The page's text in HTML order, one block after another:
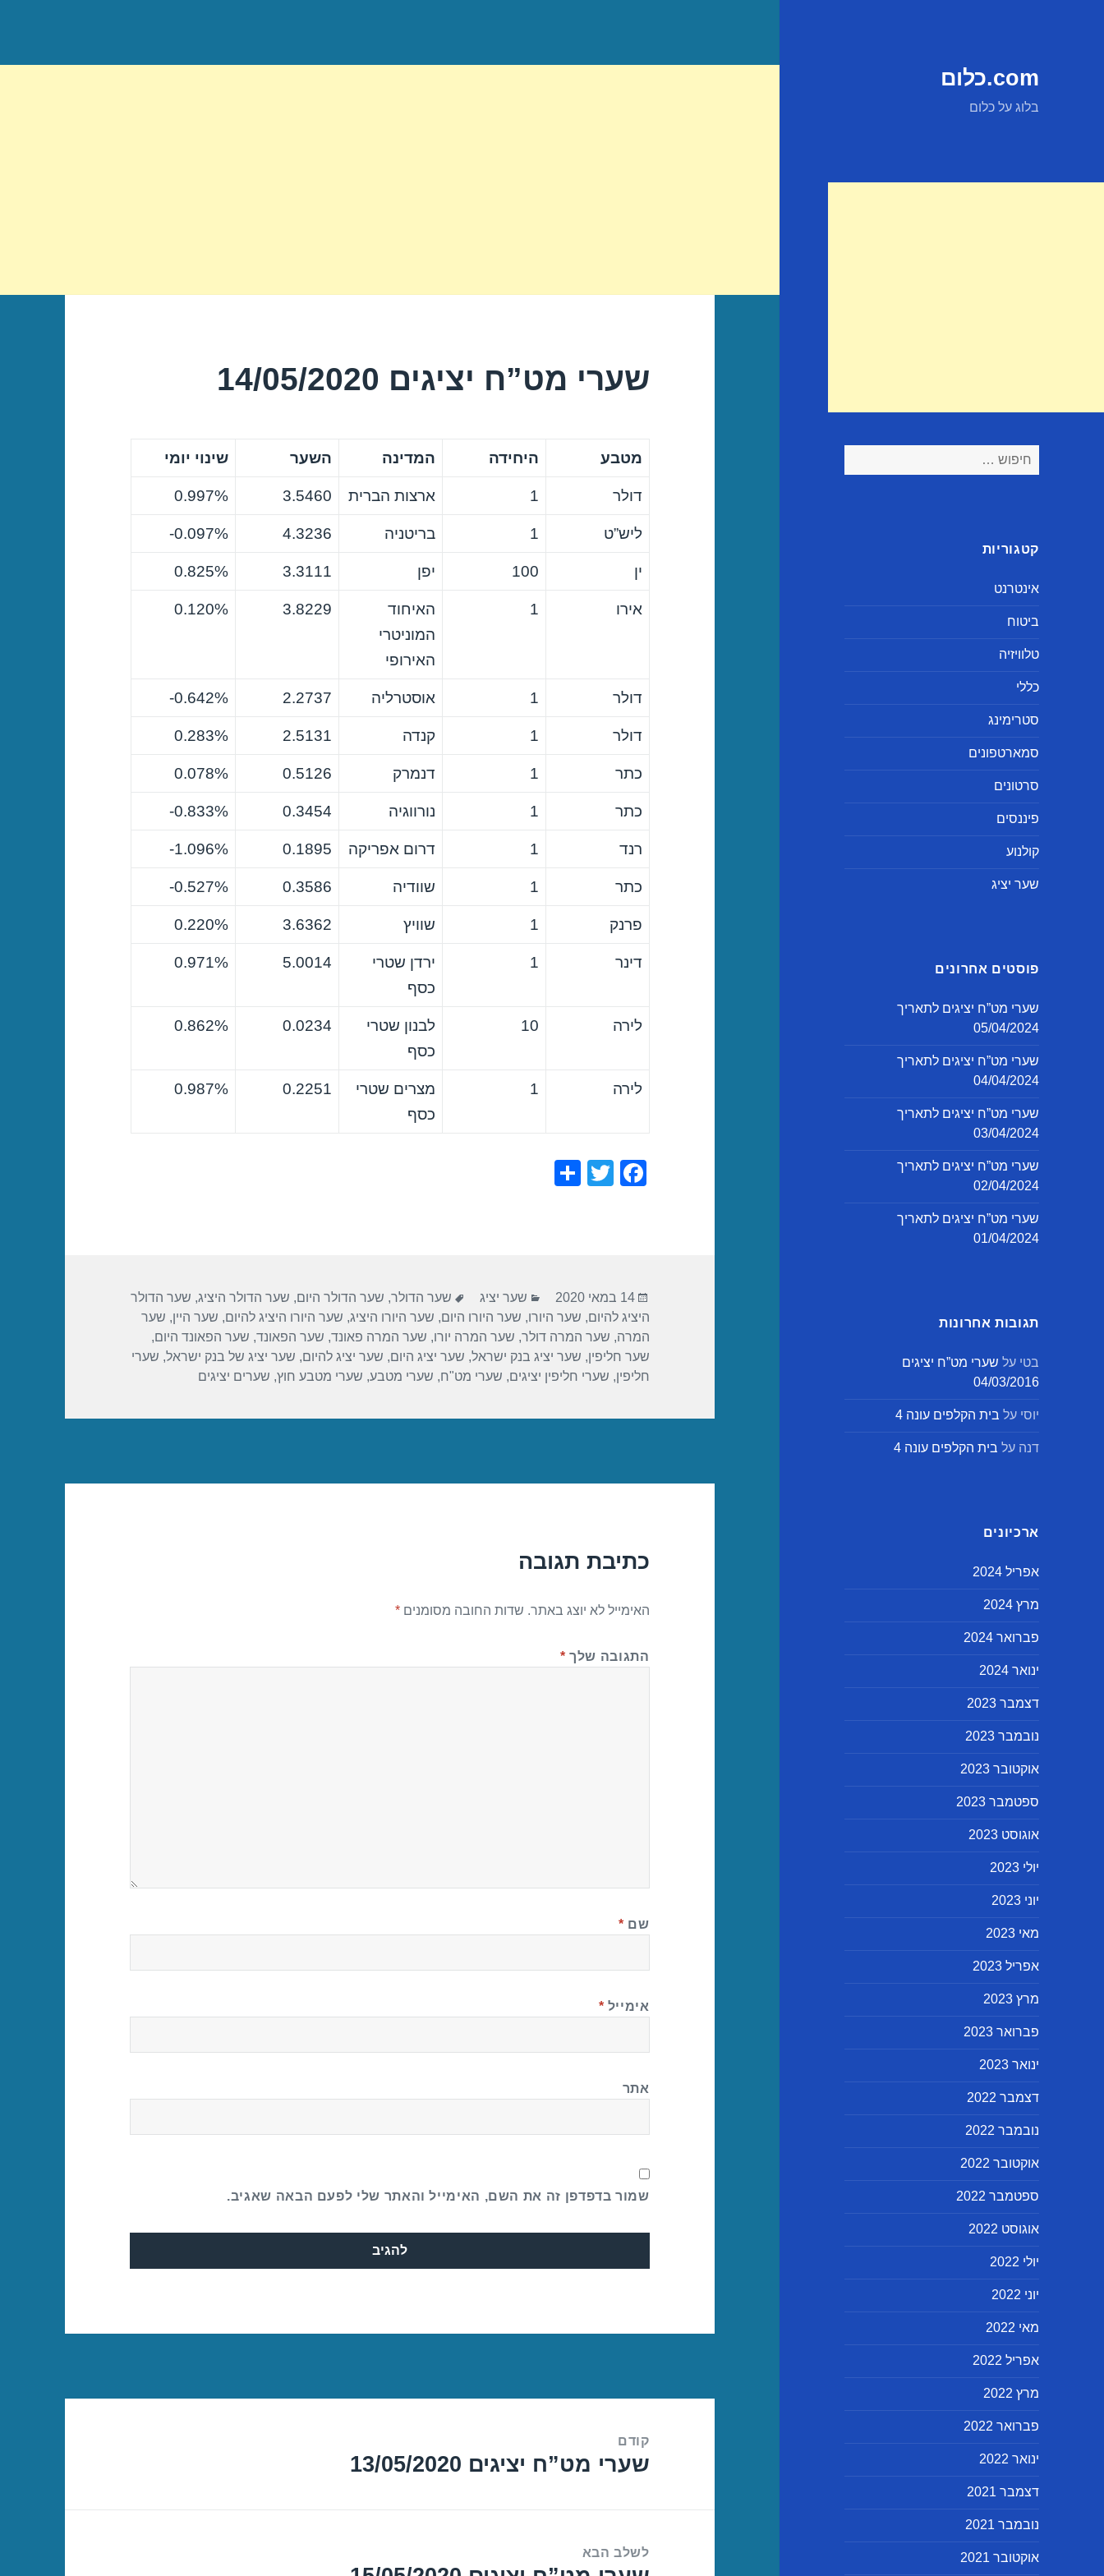
com.כלום
בלוג על כלום
חיפוש:
קטגוריות
אינטרנט
ביטוח
טלוויזיה
כללי
סטרימינג
סמארטפונים
סרטונים
פיננסים
קולנוע
שער יציג
פוסטים אחרונים
שערי מט”ח יציגים לתאריך
05/04/2024
שערי מט”ח יציגים לתאריך
04/04/2024
שערי מט”ח יציגים לתאריך
03/04/2024
שערי מט”ח יציגים לתאריך
02/04/2024
שערי מט”ח יציגים לתאריך
01/04/2024
תגובות אחרונות
בטי על שערי מט”ח יציגים
04/03/2016
יוסי על בית הקלפים עונה 4
דנה על בית הקלפים עונה 4
ארכיונים
אפריל 2024
מרץ 2024
פברואר 2024
ינואר 2024
דצמבר 2023
נובמבר 2023
אוקטובר 2023
ספטמבר 2023
אוגוסט 2023
יולי 2023
יוני 2023
מאי 2023
אפריל 2023
מרץ 2023
פברואר 2023
ינואר 2023
דצמבר 2022
נובמבר 2022
אוקטובר 2022
ספטמבר 2022
אוגוסט 2022
יולי 2022
יוני 2022
מאי 2022
אפריל 2022
מרץ 2022
פברואר 2022
ינואר 2022
דצמבר 2021
נובמבר 2021
אוקטובר 2021
שערי מט”ח יציגים 14/05/2020
מטבע היחידה המדינה השער שינוי יומי
דולר 1 ארצות הברית 3.5460
0.997%
ליש”ט 1 בריטניה 4.3236
0.097%-
ין 100 יפן 3.3111
0.825%
אירו 1
האיחוד
המוניטרי
האירופי
3.8229
0.120%
דולר 1 אוסטרליה 2.2737
0.642%-
דולר 1 קנדה 2.5131
0.283%
כתר 1 דנמרק 0.5126
0.078%
כתר 1 נורווגיה 0.3454
0.833%-
רנד 1 דרום אפריקה 0.1895
1.096%-
כתר 1 שוודיה 0.3586
0.527%-
פרנק 1 שוויץ 3.6362
0.220%
דינר 1
ירדן שטרי
כסף
5.0014
0.971%
לירה 10
לבנון שטרי
כסף
0.0234
0.862%
לירה 1
מצרים שטרי
כסף
0.2251
0.987%
F
o
o
k
T
פורסם
בתאריך
14 במאי 2020 קטגוריות
שער יציג תגיות
שער הדולר, שער הדולר היום, שער הדולר היציג, שער הדולר
היציג להיום, שער היורו, שער היורו היום, שער היורו היציג, שער היורו היציג להיום, שער היין, שער
המרה, שער המרה דולר, שער המרה יורו, שער המרה פאונד, שער הפאונד, שער הפאונד היום,
שער חליפין, שער יציג בנק ישראל, שער יציג היום, שער יציג להיום, שער יציג של בנק ישראל, שערי
חליפין, שערי חליפין יציגים, שערי מט"ח, שערי מטבע, שערי מטבע חוץ, שערים יציגים
כתיבת תגובה
האימייל לא יוצג באתר. שדות החובה מסומנים*
התגובה שלך *
שם *
אימייל *
אתר
שמור בדפדפן זה את השם, האימייל והאתר שלי לפעם הבאה שאגיב.
קודם
הפוסט
שערי מט”ח יציגים 13/05/2020
לשלב הבא